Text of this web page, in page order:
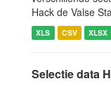
Hack de Valse
XLS CSV XLSX
Selectie data